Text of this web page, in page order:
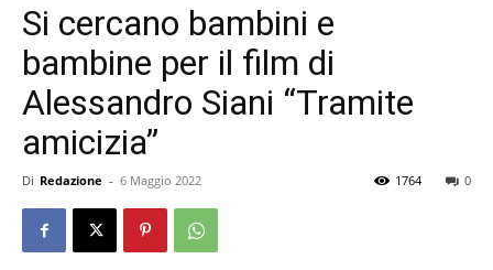
Si cercano bambini e
bambine per il film di
Alessandro Siani “Tramite
amicizia”
Di Redazione - 6 Maggio 2022 0
1764